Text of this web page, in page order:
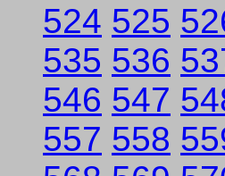
524 525
535 536
546 547
557 558